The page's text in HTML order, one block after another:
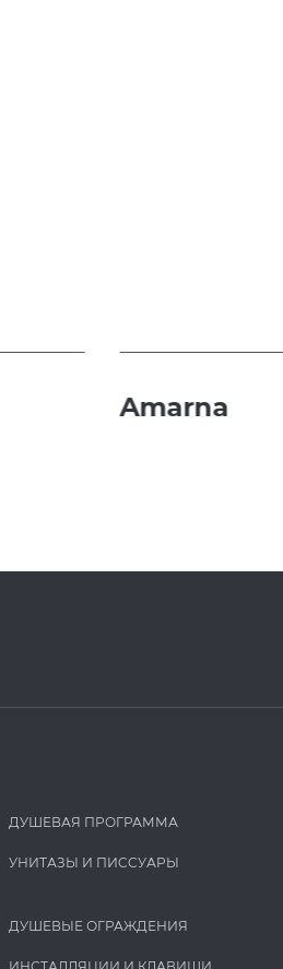
Amarna
ДУШЕВАЯ ПРОГРАММА
УНИТАЗЫ И ПИCCУАРЫ
ДУШЕВЫЕ ОГРАЖДЕНИЯ